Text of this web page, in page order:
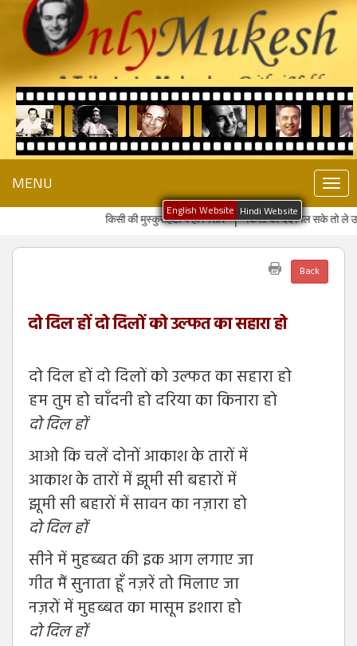
MENU
किसी की मुस्कुराहटों पे हो निसार
किसी का दर्द मिल सके तो ले
Back
दो दिल हों दो दिलों को उल्फत का सहारा हो
दो दिल हों दो दिलों को उल्फत का सहारा हो
हम तुम हो चाँदनी हो दरिया का किनारा हो
दो दिल हों
आओ कि चलें दोनों आकाश के तारों में
आकाश के तारों में झूमी सी बहारों में
झूमी सी बहारों में सावन का नज़ारा हो
दो दिल हों
सीने में मुहब्बत की इक आग लगाए जा
गीत मैं सुनाता हूँ नज़रें तो मिलाए जा
नज़रों में मुहब्बत का मासूम इशारा हो
दो दिल हों